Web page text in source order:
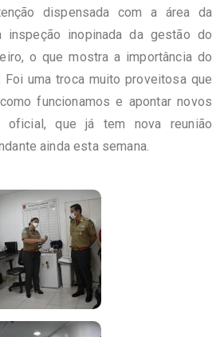
dispensada com a área da
inspeção inopinada da gestão do
o que mostra a importância do
Foi uma troca muito proveitosa que
funcionamos e apontar novos
que já tem nova reunião
ainda esta semana.